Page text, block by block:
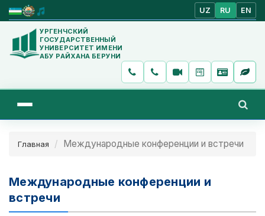
UZ RU EN
УРГЕНЧСКИЙ
ГОСУДАРСТВЕННЫЙ
УНИВЕРСИТЕТ ИМЕНИ
АБУ РАЙХАНА БЕРУНИ
Главная Международные конференции и встречи
Международные конференции и
встречи